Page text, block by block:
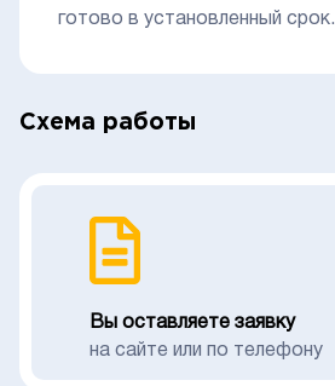
готово в установленный срок.
Схема работы
Вы оставляете заявку
на сайте или по телефону